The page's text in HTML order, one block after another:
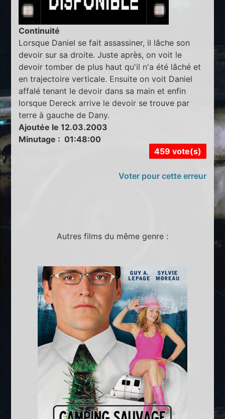
Continuité
Lorsque Daniel se fait assassiner, il lâche son
devoir sur sa droite. Juste après, on voit le
devoir tomber de plus haut qu'il n'a été lâché et
en trajectoire verticale. Ensuite on voit Daniel
affalé tenant le devoir dans sa main et enfin
lorsque Dereck arrive le devoir se trouve par
terre à gauche de Dany.
Ajoutée le 12.03.2003
Minutage : 01:48:00
459 vote(s)
Voter pour cette erreur
Autres films du même genre :